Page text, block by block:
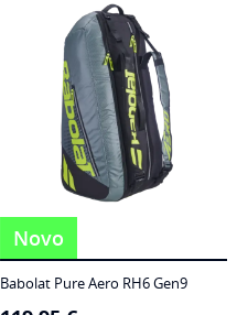
Novo
Babolat Pure Aero RH6 Gen9